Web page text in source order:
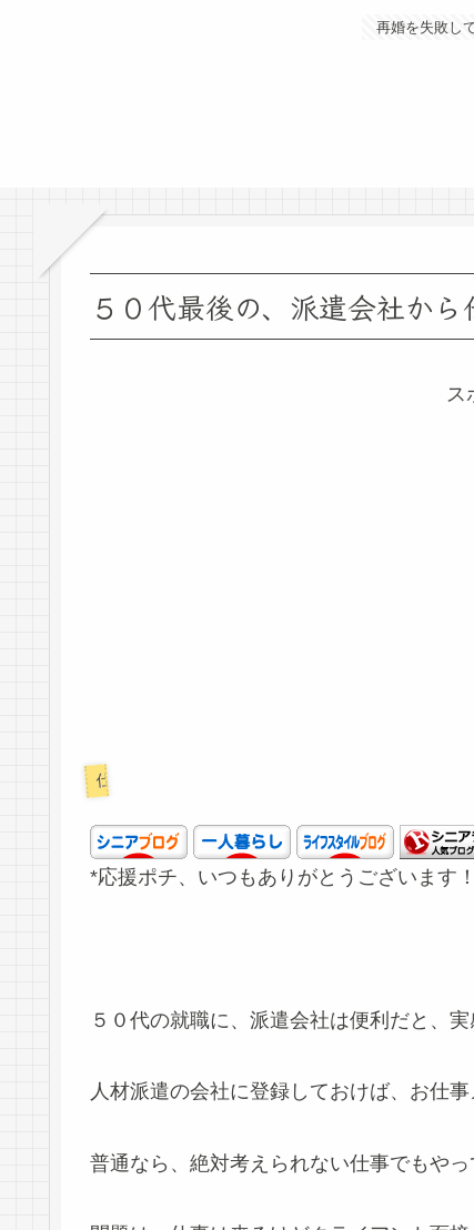
再婚を失敗し
５０代最後の、派遣会社から
ス
仕事
*応援ポチ、いつもありがとうございます！
５０代の就職に、派遣会社は便利だと、実
人材派遣の会社に登録しておけば、お仕事
普通なら、絶対考えられない仕事でもやっ